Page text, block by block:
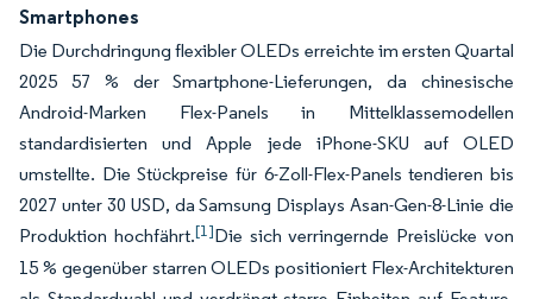
Smartphones
Die Durchdringung flexibler OLEDs erreichte im ersten Quartal
2025 57 % der Smartphone-Lieferungen, da chinesische
Android-Marken Flex-Panels in Mittelklassemodellen
standardisierten und Apple jede iPhone-SKU auf OLED
umstellte. Die Stückpreise für 6-Zoll-Flex-Panels tendieren bis
2027 unter 30 USD, da Samsung Displays Asan-Gen-8-Linie die
Produktion hochfährt.[1]Die sich verringernde Preislücke von
15 % gegenüber starren OLEDs positioniert Flex-Architekturen